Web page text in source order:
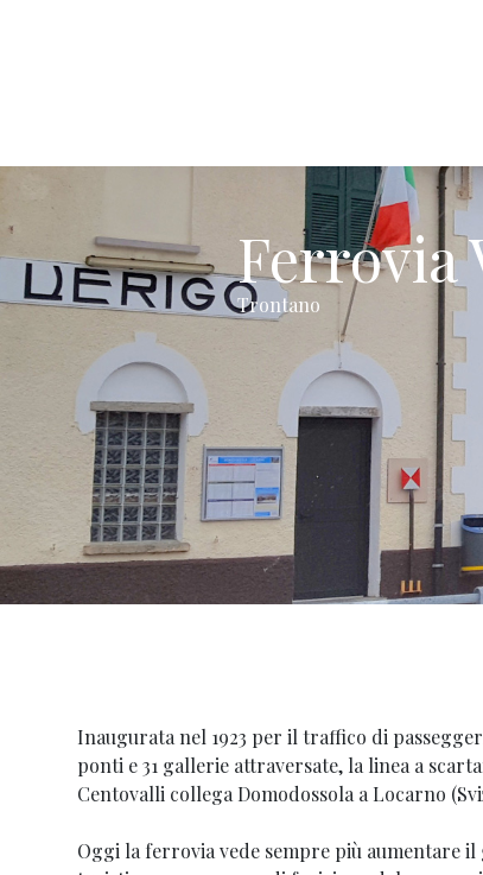
Ferrovia
Trontano
Inaugurata nel 1923 per il traffico di
ponti e 31 gallerie attraversate, la linea a
Centovalli collega Domodossola a Locarno
Oggi la ferrovia vede sempre più aumentare